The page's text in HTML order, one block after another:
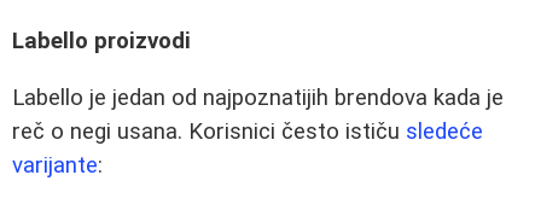
Labello proizvodi
Labello je jedan od najpoznatijih brendova kada je
reč o negi usana. Korisnici često ističu sledeće
varijante: